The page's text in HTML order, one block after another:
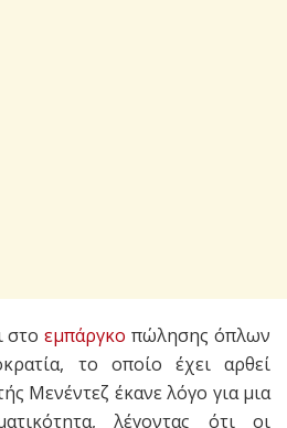
στοεμπάργκο πώλησης όπλων
το οποίο έχει αρθεί
Μενέντεζ έκανε λόγο για μια
λέγοντας ότι οι